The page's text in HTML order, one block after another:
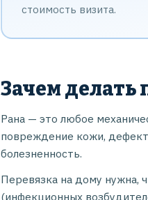
стоимость визита.
Зачем делать
Рана — это любое
повреждение кожи, дефект
болезненность.
Перевязка на дому нужна,
(инфекционных